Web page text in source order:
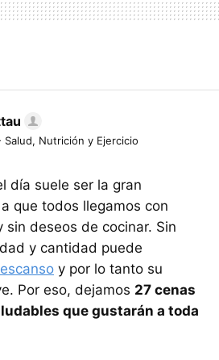
Salud, Nutrición y Ejercicio
día suele ser la gran
que todos llegamos con
sin deseos de cocinar. Sin
y cantidad puede
y por lo tanto su
Por eso, dejamos 27 cenas
que gustarán a toda